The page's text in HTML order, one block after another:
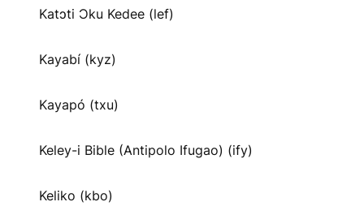
Katɔti Ɔku Kedee (lef)
Kayabí (kyz)
Kayapó (txu)
Keley-i Bible (Antipolo Ifugao) (ify)
Keliko (kbo)